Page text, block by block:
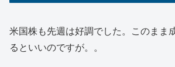
米国株も先週は好調でした。このまま
るといいのですが。。